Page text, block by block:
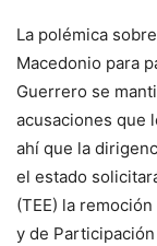
La polémica
Macedonio para
Guerrero se
acusaciones que
ahí que la
el estado
(TEE) la
y de